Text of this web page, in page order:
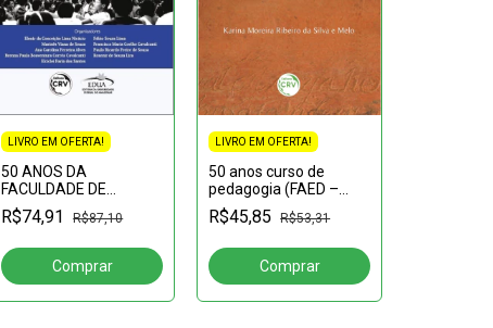
LIVRO EM OFERTA!
50 ANOS DA
FACULDADE DE
EDUCAÇÃO DA UFAM:
histórias e memórias
R$74,91 R$87,10
LIVRO EM OFERTA!
50 anos curso de
pedagogia (FAED –
IAE) UNASP:Formando
professores e
missão
R$45,85 R$53,31